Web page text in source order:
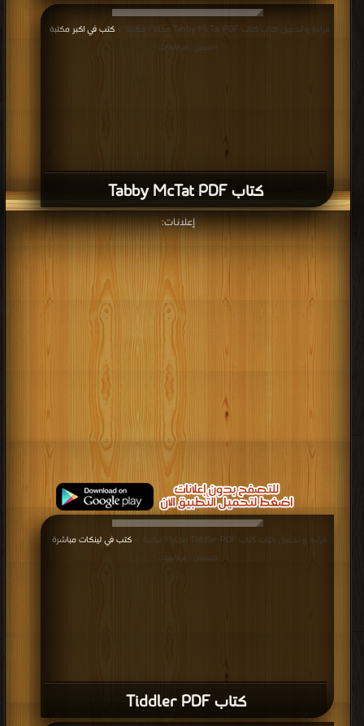
كتاب Tabby McTat PDF
قراءة و تحميل كتاب كتاب Tabby McTat PDF مجانا | مكتبة > كتب في اكبر مكتبة
التحميل : مرة/مرات
إعلانات:
كتاب Tiddler PDF
قراءة و تحميل كتاب كتاب Tiddler PDF مجانا | مكتبة > كتب في لينكات مباشرة
التحميل : مرة/مرات